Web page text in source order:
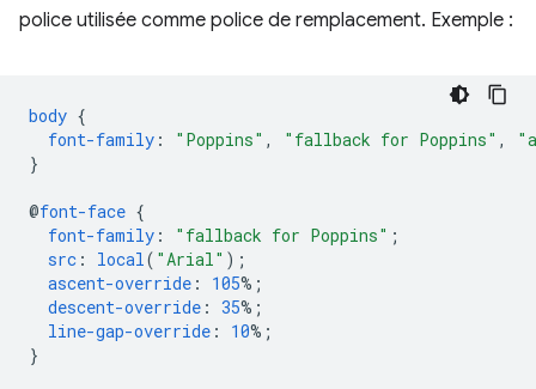
police utilisée comme police de remplacement. Exemple :
body {
font-family : "Poppins" , "fallback for Poppins" ,
}
@font-face {
font-family : "fallback for Poppins" ;
src : local( "Arial" );
ascent-override : 105%;
descent-override : 35%;
line-gap-override : 10%;
}